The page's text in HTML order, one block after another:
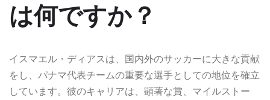
は何ですか？
イスマエル・ディアスは、国内外のサッカーに大きな貢献
をし、パナマ代表チームの重要な選手としての地位を確立
しています。彼のキャリアは、顕著な賞、マイルストー